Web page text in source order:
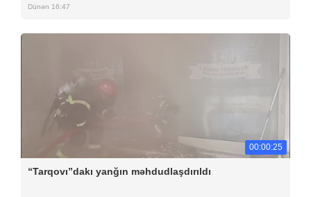
Dünən 16:47
00:00:25
“Tarqovı”dakı yanğın məhdudlaşdırıldı